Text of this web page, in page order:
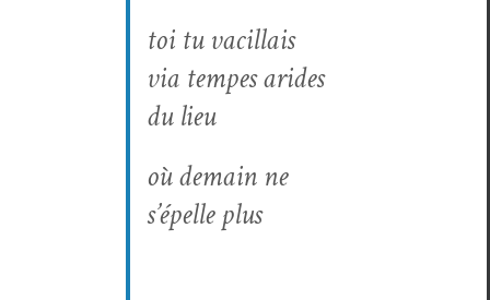
toi tu vacillais
via tem­pes arides
du lieu
où demain ne
s’épelle plus